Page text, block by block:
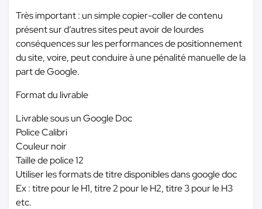
Très important : un simple copier-coller de contenu
présent sur d’autres sites peut avoir de lourdes
conséquences sur les performances de positionnement
du site, voire, peut conduire à une pénalité manuelle de la
part de Google.
Format du livrable
Livrable sous un Google Doc
Police Calibri
Couleur noir
Taille de police 12
Utiliser les formats de titre disponibles dans google doc
Ex : titre pour le H1, titre 2 pour le H2, titre 3 pour le H3
etc.